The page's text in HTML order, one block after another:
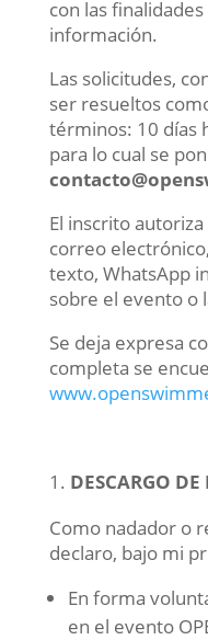
con las
información.
Las solicitudes,
ser resueltos
términos: 10 días
para lo cual se
El inscrito
correo
texto, WhatsApp
sobre el evento o
Se deja expresa
completa se
DESCARGO
Como nadador o
declaro, bajo mi
En forma
en el evento